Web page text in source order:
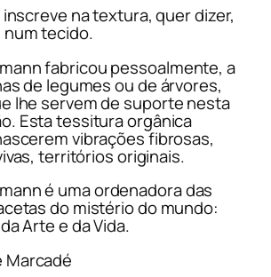
na textura, quer dizer,
num tecido.
fabricou pessoalmente, a
de legumes ou de árvores,
lhe servem de suporte nesta
Esta tessitura orgânica
vibrações fibrosas,
territórios originais.
é uma ordenadora das
do mistério do mundo:
Arte e da Vida.
Marcadé